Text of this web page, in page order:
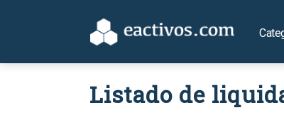
Listado de